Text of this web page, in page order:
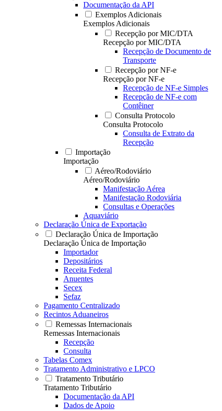
Documentação da API
Exemplos Adicionais
Exemplos Adicionais
Recepção por MIC/DTA
Recepção por MIC/DTA
Recepção de Documento de
Transporte
Recepção por NF-e
Recepção por NF-e
Recepção de NF-e Simples
Recepção de NF-e com
Contêiner
Consulta Protocolo
Consulta Protocolo
Consulta de Extrato da
Recepção
Importação
Importação
Aéreo/Rodoviário
Aéreo/Rodoviário
Manifestação Aérea
Manifestação Rodoviária
Consultas e Operações
Aquaviário
Declaração Única de Exportação
Declaração Única de Importação
Declaração Única de Importação
Importador
Depositários
Receita Federal
Anuentes
Secex
Sefaz
Pagamento Centralizado
Recintos Aduaneiros
Remessas Internacionais
Remessas Internacionais
Recepção
Consulta
Tabelas Comex
Tratamento Administrativo e LPCO
Tratamento Tributário
Tratamento Tributário
Documentação da API
Dados de Apoio